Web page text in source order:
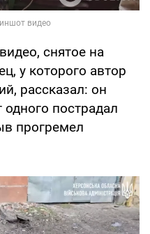
снятое на
у которого автор
рассказал: он
одного пострадал
прогремел